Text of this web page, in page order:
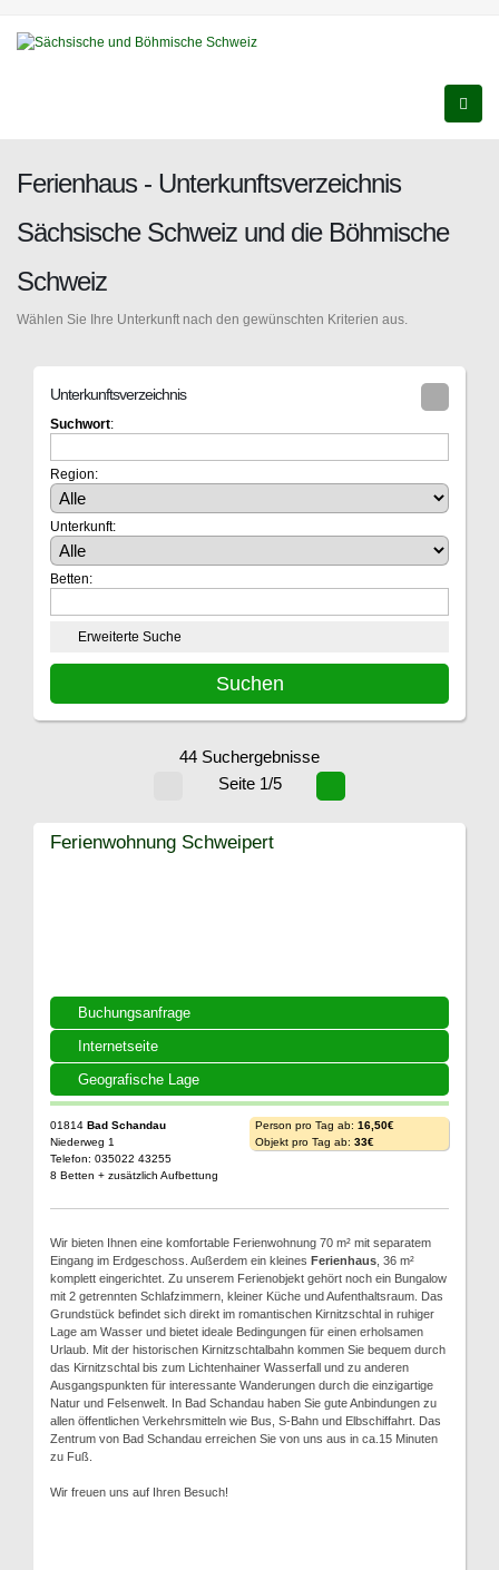
Ferienhaus - Unterkunftsverzeichnis
Sächsische Schweiz und die Böhmische
Schweiz
Wählen Sie Ihre Unterkunft nach den gewünschten Kriterien aus.
Unterkunftsverzeichnis
Suchwort:
Region:
Unterkunft:
Betten:
Erweiterte Suche
44 Suchergebnisse
Seite 1/5
Buchungsanfrage
Internetseite
Geografische Lage
Ferienwohnung Schweipert
01814 Bad Schandau
Niederweg 1
Telefon: 035022 43255
8 Betten + zusätzlich Aufbettung
Person pro Tag ab: 16,50€
Objekt pro Tag ab: 33€
Wir bieten Ihnen eine komfortable Ferienwohnung 70 m² mit separatem
Eingang im Erdgeschoss. Außerdem ein kleines Ferienhaus , 36 m²
komplett eingerichtet. Zu unserem Ferienobjekt gehört noch ein Bungalow
mit 2 getrennten Schlafzimmern, kleiner Küche und Aufenthaltsraum. Das
Grundstück befindet sich direkt im romantischen Kirnitzschtal in ruhiger
Lage am Wasser und bietet ideale Bedingungen für einen erholsamen
Urlaub. Mit der historischen Kirnitzschtalbahn kommen Sie bequem durch
das Kirnitzschtal bis zum Lichtenhainer Wasserfall und zu anderen
Ausgangspunkten für interessante Wanderungen durch die einzigartige
Natur und Felsenwelt. In Bad Schandau haben Sie gute Anbindungen zu
allen öffentlichen Verkehrsmitteln wie Bus, S-Bahn und Elbschiffahrt. Das
Zentrum von Bad Schandau erreichen Sie von uns aus in ca.15 Minuten
zu Fuß.
Wir freuen uns auf Ihren Besuch!